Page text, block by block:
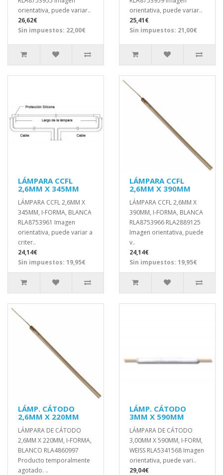
orientativa, puede variar..
26,62€
Sin impuestos: 22,00€
orientativa, puede variar..
25,41€
Sin impuestos: 21,00€
LÁMPARA CCFL
2,6MM X 345MM
LÁMPARA CCFL 2,6MM X
345MM, I-FORMA, BLANCA
RLA8753961 Imagen
orientativa, puede variar a
criter..
24,14€
Sin impuestos: 19,95€
LÁMPARA CCFL
2,6MM X 390MM
LÁMPARA CCFL 2,6MM X
390MM, I-FORMA, BLANCA
RLA8753966 RLA2889125
Imagen orientativa, puede
v..
24,14€
Sin impuestos: 19,95€
LÁMP. CÁTODO
2,6MM X 220MM
LÁMPARA DE CÁTODO
2,6MM X 220MM, I-FORMA,
BLANCO RLA4860997
Producto temporalmente
agotado. ..
LÁMP. CÁTODO
3MM X 590MM
LÁMPARA DE CÁTODO
3,00MM X 590MM, I-FORM,
WEISS RLA5341568 Imagen
orientativa, puede vari..
29,04€